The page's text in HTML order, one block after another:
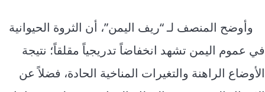
وأوضح المنصف لـ “ريف اليمن”، أن الثروة الحيوانية
في عموم اليمن تشهد انخفاضاً تدريجياً مقلقاً؛ نتيجة
الأوضاع الراهنة والتغيرات المناخية الحادة، فضلاً عن